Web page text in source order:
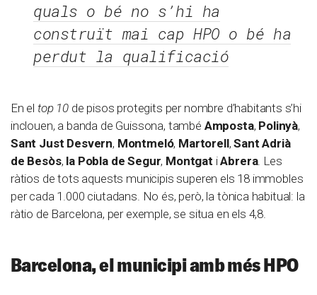
quals o bé no s’hi ha
construït mai cap HPO o bé ha
perdut la qualificació
En el top 10de pisos protegits per nombre d’habitants s’hi
inclouen, a banda de Guissona, també Amposta, Polinyà,
Sant Just Desvern, Montmeló, Martorell,Sant Adrià
de Besòs, la Pobla de Segur, Montgat iAbrera. Les
ràtios de tots aquests municipis superen els 18 immobles
per cada 1.000 ciutadans. No és, però, la tònica habitual: la
ràtio de Barcelona, per exemple, se situa en els 4,8.
Barcelona, el municipi amb més HPO